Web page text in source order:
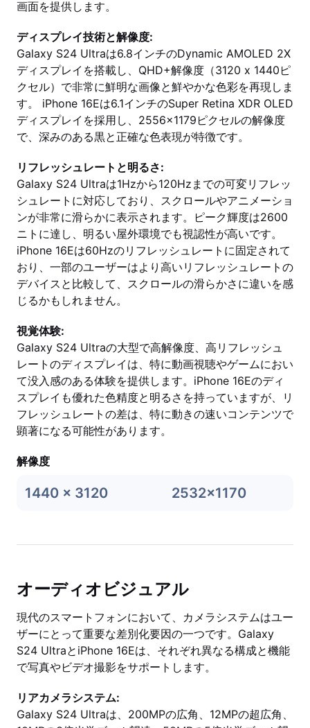
画面を提供します。
ディスプレイ技術と解像度:
Galaxy S24 Ultraは6.8インチのDynamic AMOLED 2X
ディスプレイを搭載し、QHD+解像度（3120 x 1440ピ
クセル）で非常に鮮明な画像と鮮やかな色彩を再現しま
す。 iPhone 16Eは6.1インチのSuper Retina XDR OLED
ディスプレイを採用し、2556×1179ピクセルの解像度
で、深みのある黒と正確な色表現が特徴です。
リフレッシュレートと明るさ:
Galaxy S24 Ultraは1Hzから120Hzまでの可変リフレッ
シュレートに対応しており、スクロールやアニメーショ
ンが非常に滑らかに表示されます。ピーク輝度は2600
ニトに達し、明るい屋外環境でも視認性が高いです。
iPhone 16Eは60Hzのリフレッシュレートに固定されて
おり、一部のユーザーはより高いリフレッシュレートの
デバイスと比較して、スクロールの滑らかさに違いを感
じるかもしれません。
視覚体験:
Galaxy S24 Ultraの大型で高解像度、高リフレッシュ
レートのディスプレイは、特に動画視聴やゲームにおい
て没入感のある体験を提供します。iPhone 16Eのディ
スプレイも優れた色精度と明るさを持っていますが、リ
フレッシュレートの差は、特に動きの速いコンテンツで
顕著になる可能性があります。
解像度
1440 x 3120 2532x1170
オーディオビジュアル
現代のスマートフォンにおいて、カメラシステムはユー
ザーにとって重要な差別化要因の一つです。Galaxy
S24 UltraとiPhone 16Eは、それぞれ異なる構成と機能
で写真やビデオ撮影をサポートします。
リアカメラシステム:
Galaxy S24 Ultraは、200MPの広角、12MPの超広角、